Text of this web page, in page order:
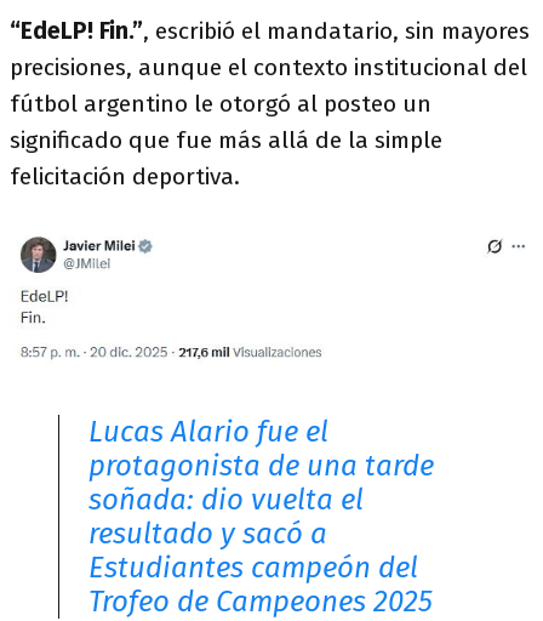
“EdeLP! Fin.”, escribió el mandatario, sin mayores
precisiones, aunque el contexto institucional del
fútbol argentino le otorgó al posteo un
significado que fue más allá de la simple
felicitación deportiva.
Lucas Alario fue el
protagonista de una tarde
soñada: dio vuelta el
resultado y sacó a
Estudiantes campeón del
Trofeo de Campeones 2025